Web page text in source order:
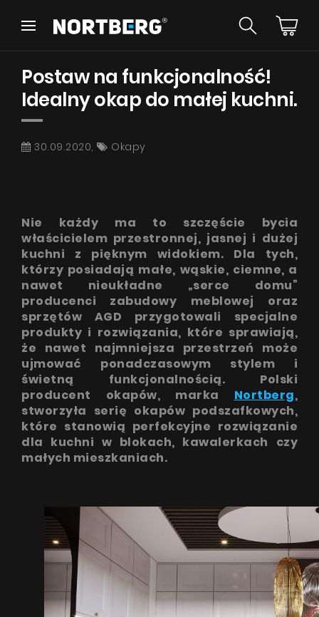
Wróć
Nowości
Okapy Wyspowe
Okapy Kominowe
Okapy Rustykalne
Okapy do zabudowy
Okapy Teleskopowe
Okapy Blatowe
Akcesoria
Próbki
Design Series
Okapy ze spiekami kwarcowymi
Nortberg Laminam
Okapy ze szkłem artystycznym
Nortberg ArtGlass
Okapy z ceramiki
SuperSlient Series
Nortberg Silent Home
Nortberg Silent Kitchen
Wróć
Poradnik
Instrukcje
ZOBACZ WSZYSTKIE
FAQ - najczęściej zadawane
pytania
ZOBACZ WSZYSTKIE
Wsparcie techniczne
FAQ
Postaw na funkcjonalność!
Idealny okap do małej kuchni.
30.09.2020, Okapy
Nie każdy ma to szczęście bycia
właścicielem przestronnej, jasnej i dużej
kuchni z pięknym widokiem. Dla tych,
którzy posiadają małe, wąskie, ciemne, a
nawet nieukładne „serce domu”
producenci zabudowy meblowej oraz
sprzętów AGD przygotowali specjalne
produkty i rozwiązania, które sprawiają,
że nawet najmniejsza przestrzeń może
ujmować ponadczasowym stylem i
świetną funkcjonalnością. Polski
producent okapów, marka Nortberg,
stworzyła serię okapów podszafkowych,
które stanowią perfekcyjne rozwiązanie
dla kuchni w blokach, kawalerkach czy
małych mieszkaniach.